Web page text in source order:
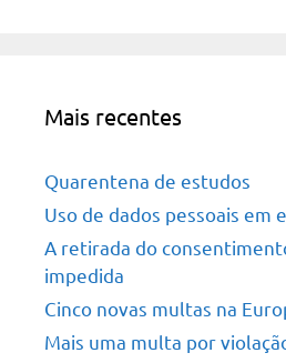
Mais recentes
Quarentena de estudos
Uso de dados pessoais em
A retirada do
impedida
Cinco novas multas na
Mais uma multa por